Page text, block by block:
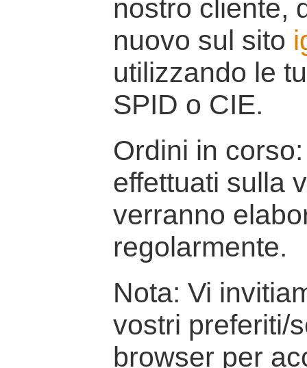
nostro cliente,
nuovo sul sito
utilizzando le
SPID o CIE.
Ordini in
effettuati sulla
verranno
regolarmente.
Nota: Vi
vostri preferiti/
browser per